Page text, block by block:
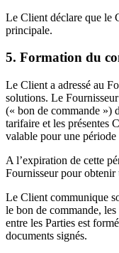
Le Client déclare que le
principale.
5. Formation du
Le Client a adressé au
solutions. Le
(« bon de commande »)
tarifaire et les présentes
valable pour une
A l’expiration de cette
Fournisseur pour
Le Client communique
le bon de commande,
entre les Parties est
documents signés.